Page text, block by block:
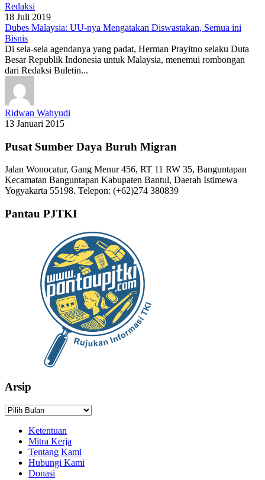
Redaksi
18 Juli 2019
Dubes Malaysia: UU-nya Mengatakan Diswastakan, Semua ini
Bisnis
Di sela-sela agendanya yang padat, Herman Prayitno selaku Duta
Besar Republik Indonesia untuk Malaysia, menemui rombongan
dari Redaksi Buletin...
Ridwan Wahyudi
13 Januari 2015
Pusat Sumber Daya Buruh Migran
Jalan Wonocatur, Gang Menur 456, RT 11 RW 35, Banguntapan
Kecamatan Banguntapan Kabupaten Bantul, Daerah Istimewa
Yogyakarta 55198. Telepon: (+62)274 380839
Pantau PJTKI
Arsip
Arsip
Ketentuan
Mitra Kerja
Tentang Kami
Hubungi Kami
Donasi